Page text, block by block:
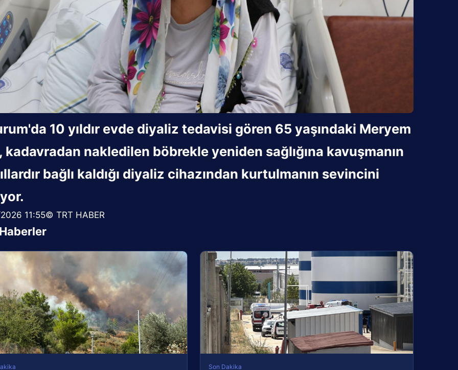
10 yıldır evde diyaliz tedavisi gören 65 yaşındaki Meryem
kadavradan nakledilen böbrekle yeniden sağlığına kavuşmanın
bağlı kaldığı diyaliz cihazından kurtulmanın sevincini
11:55© TRT HABER
Son Dakika